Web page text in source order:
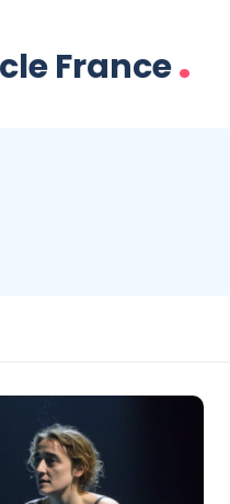
France.